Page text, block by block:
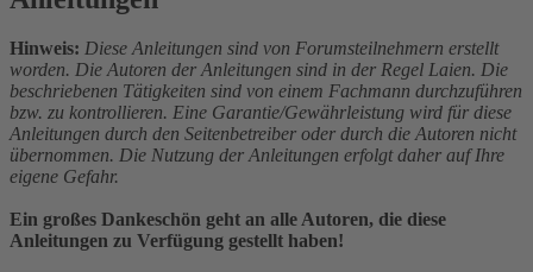
Hinweis: Diese Anleitungen sind von Forumsteilnehmern erstellt
worden. Die Autoren der Anleitungen sind in der Regel Laien. Die
beschriebenen Tätigkeiten sind von einem Fachmann durchzuführen
bzw. zu kontrollieren. Eine Garantie/Gewährleistung wird für diese
Anleitungen durch den Seitenbetreiber oder durch die Autoren nicht
übernommen. Die Nutzung der Anleitungen erfolgt daher auf Ihre
eigene Gefahr.
Ein großes Dankeschön geht an alle Autoren, die diese
Anleitungen zu Verfügung gestellt haben!